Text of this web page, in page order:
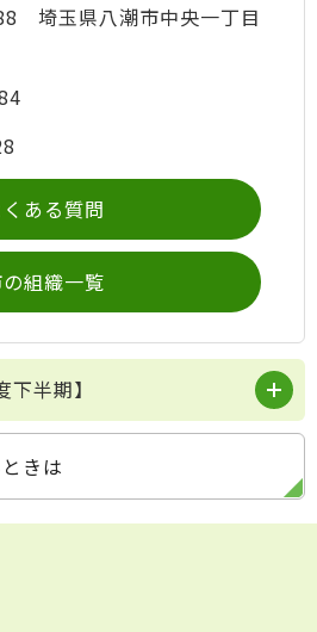
埼玉県八潮市中央一丁目
くある質問
組織一覧
半期】
きは